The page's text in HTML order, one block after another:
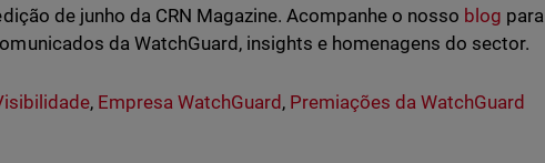
de junho da CRN Magazine. Acompanhe o nosso blog para
da WatchGuard, insights e homenagens do sector.
, Empresa WatchGuard , Premiações da WatchGuard